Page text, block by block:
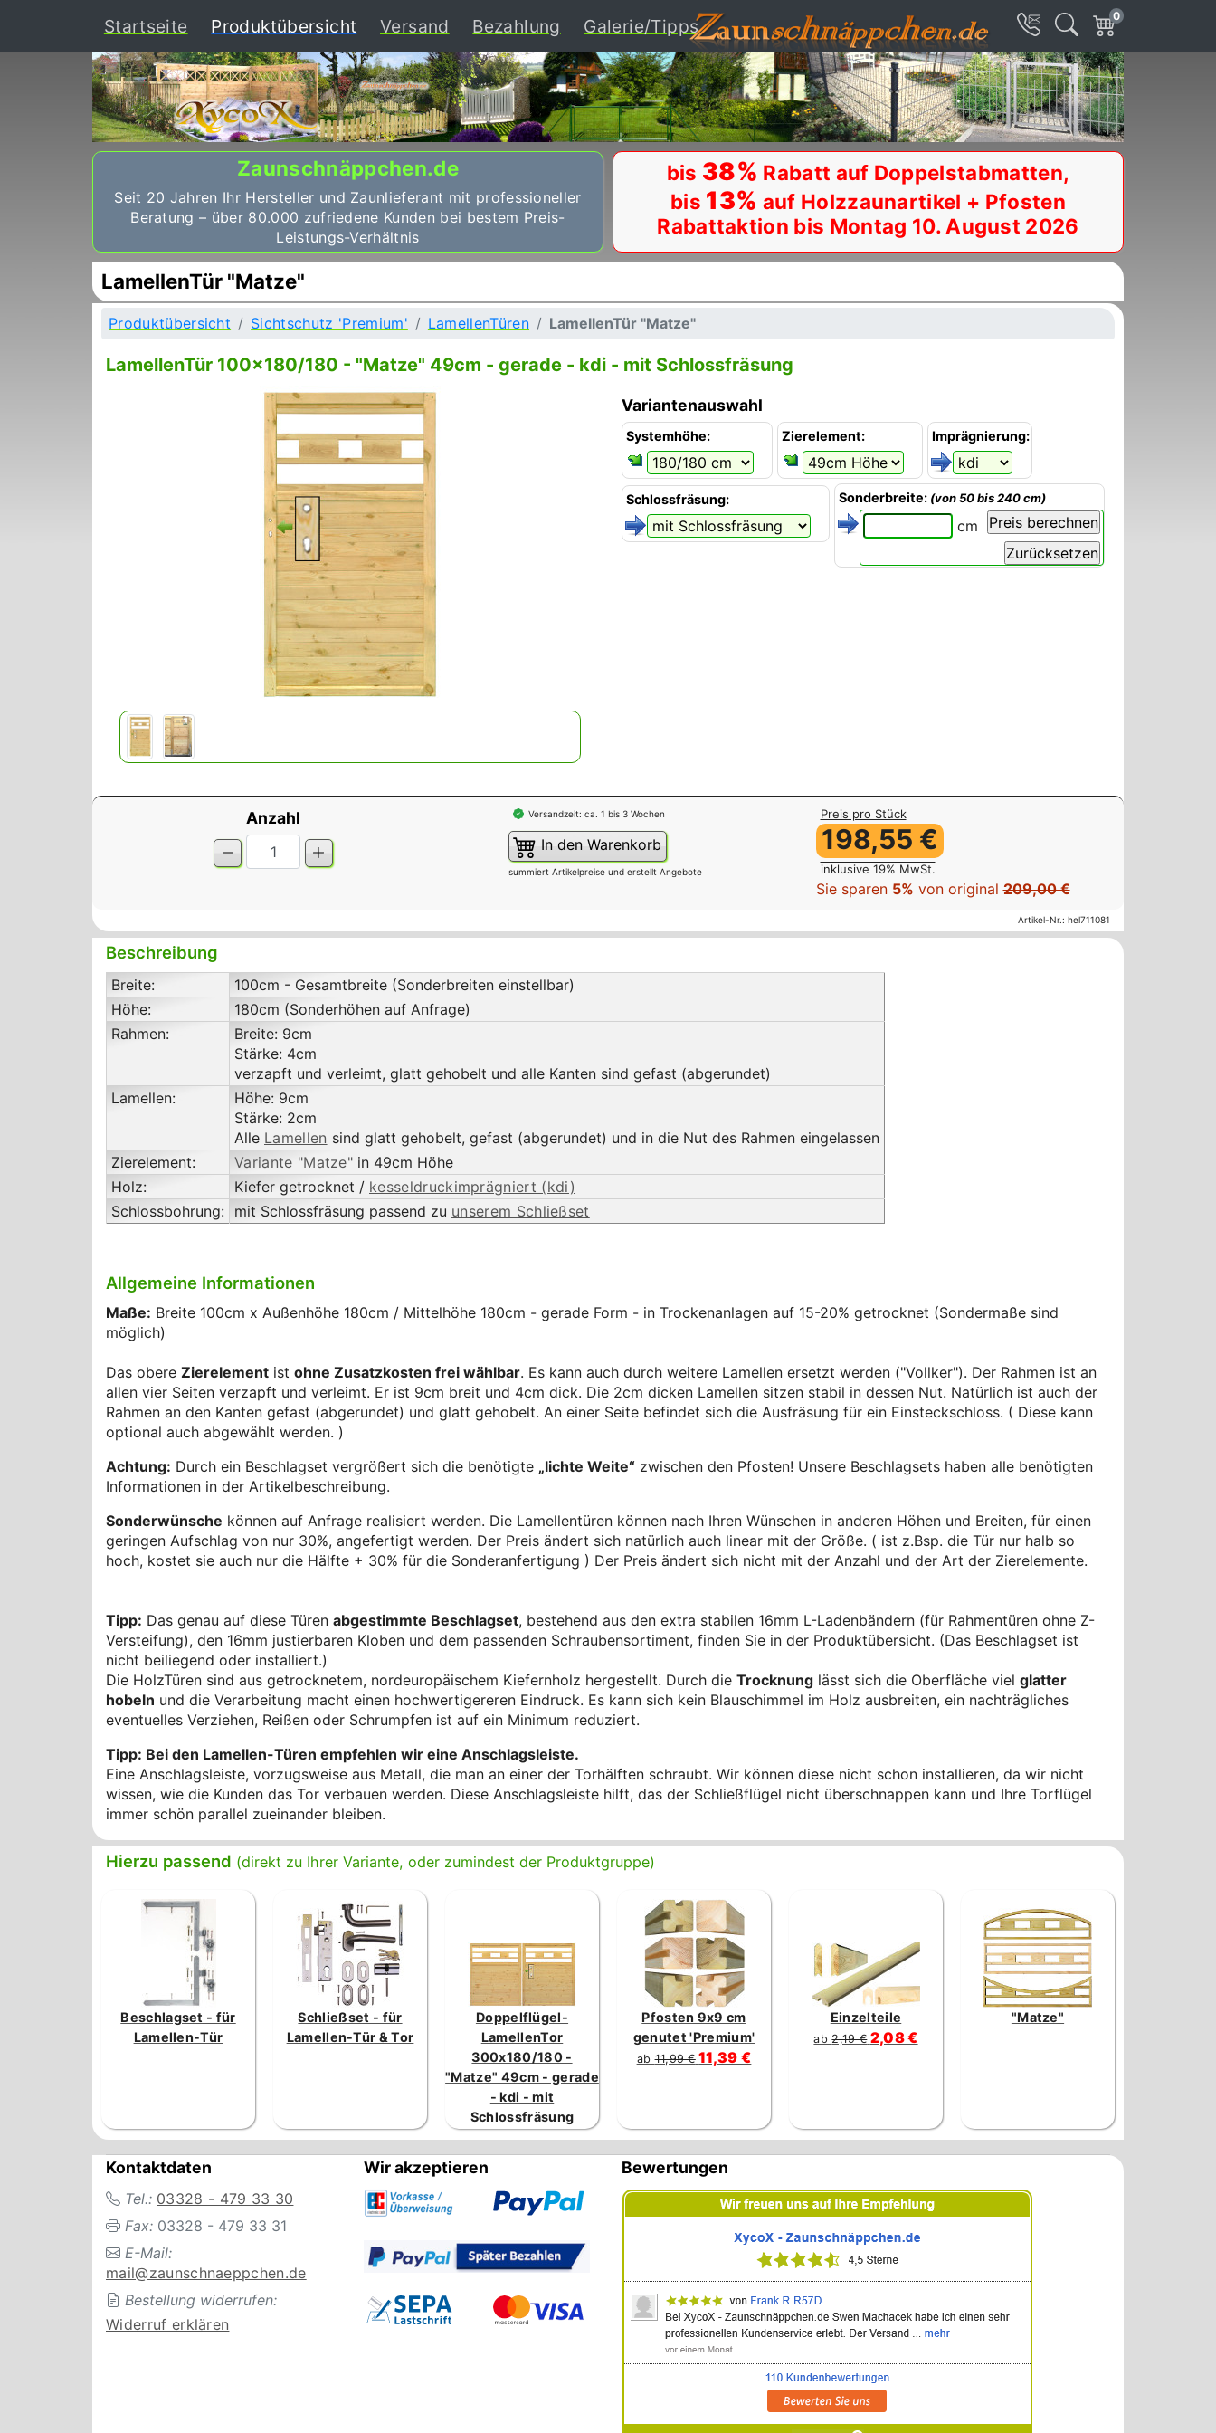
0
Startseite Produktübersicht (current)
Versand Bezahlung Galerie/Tipps
Zaunschnäppchen.de
Seit 20 Jahren Ihr Hersteller und Zaunlieferant mit professioneller
Beratung – über 80.000 zufriedene Kunden bei bestem Preis-
Leistungs-Verhältnis
bis 38% Rabatt auf Doppelstabmatten,
bis 13% auf Holzzaunartikel + Pfosten
Rabattaktion bis Montag 10. August 2026
LamellenTür "Matze"
Produktübersicht Sichtschutz 'Premium' LamellenTüren LamellenTür "Matze"
LamellenTür 100x180/180 - "Matze" 49cm - gerade - kdi - mit Schlossfräsung
Variantenauswahl
Systemhöhe: Zierelement: Imprägnierung:
Schlossfräsung: Sonderbreite: (von 50 bis 240 cm)
cm
Anzahl Versandzeit: ca. 1 bis 3 Wochen
In den Warenkorb
summiert Artikelpreise und erstellt Angebote
Preis pro Stück
198,55 €
inklusive 19% MwSt.
Sie sparen 5% von original209,00 €
Artikel-Nr.: hel711081
Beschreibung
Breite:
100cm - Gesamtbreite (Sonderbreiten einstellbar)
Höhe:
180cm (Sonderhöhen auf Anfrage)
Rahmen:
Breite: 9cm
Stärke: 4cm
verzapft und verleimt, glatt gehobelt und alle Kanten sind gefast (abgerundet)
Lamellen:
Höhe: 9cm
Stärke: 2cm
Alle Lamellen sind glatt gehobelt, gefast (abgerundet) und in die Nut des Rahmen eingelassen
Zierelement:
Variante "Matze" in 49cm Höhe
Holz:
Kiefer getrocknet / kesseldruckimprägniert (kdi)
Schlossbohrung: mit Schlossfräsung passend zu unserem Schließset
Allgemeine Informationen
Maße: Breite 100cm x Außenhöhe 180cm / Mittelhöhe 180cm - gerade Form - in Trockenanlagen auf 15-20% getrocknet (Sondermaße sind
möglich)
Das obere Zierelement ist ohne Zusatzkosten frei wählbar. Es kann auch durch weitere Lamellen ersetzt werden ("Vollker"). Der Rahmen ist an
allen vier Seiten verzapft und verleimt. Er ist 9cm breit und 4cm dick. Die 2cm dicken Lamellen sitzen stabil in dessen Nut. Natürlich ist auch der
Rahmen an den Kanten gefast (abgerundet) und glatt gehobelt. An einer Seite befindet sich die Ausfräsung für ein Einsteckschloss. ( Diese kann
optional auch abgewählt werden. )
Achtung: Durch ein Beschlagset vergrößert sich die benötigte „lichte Weite“ zwischen den Pfosten! Unsere Beschlagsets haben alle benötigten
Informationen in der Artikelbeschreibung.
Sonderwünsche können auf Anfrage realisiert werden. Die Lamellentüren können nach Ihren Wünschen in anderen Höhen und Breiten, für einen
geringen Aufschlag von nur 30%, angefertigt werden. Der Preis ändert sich natürlich auch linear mit der Größe. ( ist z.Bsp. die Tür nur halb so
hoch, kostet sie auch nur die Hälfte + 30% für die Sonderanfertigung ) Der Preis ändert sich nicht mit der Anzahl und der Art der Zierelemente.
Tipp: Das genau auf diese Türen abgestimmte Beschlagset, bestehend aus den extra stabilen 16mm L-Ladenbändern (für Rahmentüren ohne Z-
Versteifung), den 16mm justierbaren Kloben und dem passenden Schraubensortiment, finden Sie in der Produktübersicht. (Das Beschlagset ist
nicht beiliegend oder installiert.)
Die HolzTüren sind aus getrocknetem, nordeuropäischem Kiefernholz hergestellt. Durch die Trocknung lässt sich die Oberfläche viel glatter
hobeln und die Verarbeitung macht einen hochwertigereren Eindruck. Es kann sich kein Blauschimmel im Holz ausbreiten, ein nachträgliches
eventuelles Verziehen, Reißen oder Schrumpfen ist auf ein Minimum reduziert.
Tipp: Bei den Lamellen-Türen empfehlen wir eine Anschlagsleiste.
Eine Anschlagsleiste, vorzugsweise aus Metall, die man an einer der Torhälften schraubt. Wir können diese nicht schon installieren, da wir nicht
wissen, wie die Kunden das Tor verbauen werden. Diese Anschlagsleiste hilft, das der Schließflügel nicht überschnappen kann und Ihre Torflügel
immer schön parallel zueinander bleiben.
Hierzu passend (direkt zu Ihrer Variante, oder zumindest der Produktgruppe)
Beschlagset - für
Lamellen-Tür
Schließset - für
Lamellen-Tür & Tor
Doppelflügel-
LamellenTor
300x180/180 -
"Matze" 49cm - gerade
- kdi - mit
Schlossfräsung
Pfosten 9x9 cm
genutet 'Premium'
ab11,99 € 11,39 €
Einzelteile
ab2,19 € 2,08 €
"Matze"
Kontaktdaten
Tel.: 03328 - 479 33 30
Fax: 03328 - 479 33 31
E-Mail:
mail@zaunschnaeppchen.de
Bestellung widerrufen:
Widerruf erklären
Wir akzeptieren Bewertungen